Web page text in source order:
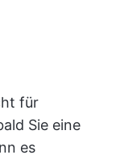
für
Sie eine
es